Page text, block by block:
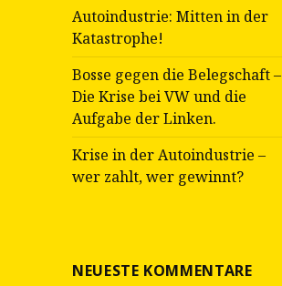
Autoindustrie: Mitten in der
Katastrophe!
Bosse gegen die Belegschaft –
Die Krise bei VW und die
Aufgabe der Linken.
Krise in der Autoindustrie –
wer zahlt, wer gewinnt?
NEUESTE KOMMENTARE